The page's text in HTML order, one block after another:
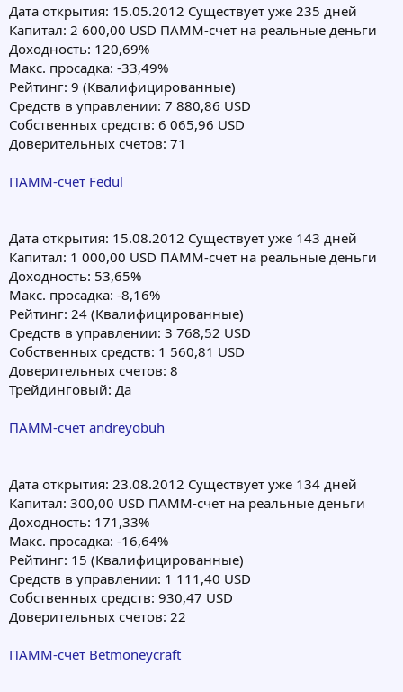
Дата открытия: 15.05.2012 Cуществует уже 235 дней
Капитал: 2 600,00 USD ПАММ-счет на реальные деньги
Доходность: 120,69%
Макс. просадка: -33,49%
Рейтинг: 9 (Квалифицированные)
Средств в управлении: 7 880,86 USD
Собственных средств: 6 065,96 USD
Доверительных счетов: 71
ПАММ-счет Fedul
Дата открытия: 15.08.2012 Cуществует уже 143 дней
Капитал: 1 000,00 USD ПАММ-счет на реальные деньги
Доходность: 53,65%
Макс. просадка: -8,16%
Рейтинг: 24 (Квалифицированные)
Средств в управлении: 3 768,52 USD
Собственных средств: 1 560,81 USD
Доверительных счетов: 8
Трейдинговый: Да
ПАММ-счет andreyobuh
Дата открытия: 23.08.2012 Cуществует уже 134 дней
Капитал: 300,00 USD ПАММ-счет на реальные деньги
Доходность: 171,33%
Макс. просадка: -16,64%
Рейтинг: 15 (Квалифицированные)
Средств в управлении: 1 111,40 USD
Собственных средств: 930,47 USD
Доверительных счетов: 22
ПАММ-счет Betmoneycraft